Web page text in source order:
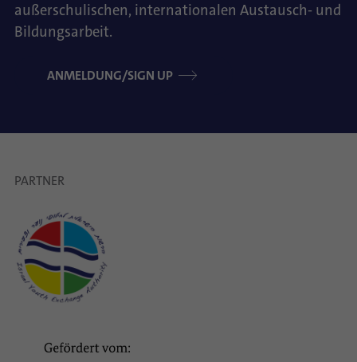
außerschulischen, internationalen Austausch- und
Bildungsarbeit.
ANMELDUNG/SIGN UP
PARTNER